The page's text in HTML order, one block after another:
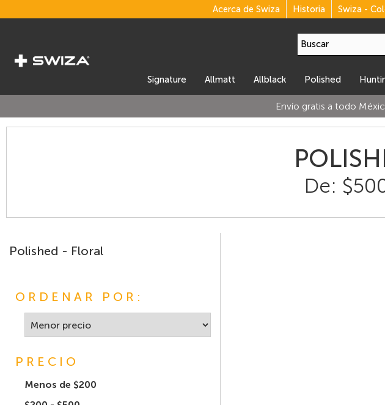
Acerca de Swiza Historia Swiza -
signature allmatt allblack polished
Envío gratis a todo
De:
Polished - Floral
ORDENAR POR:
PRECIO
Menos de $200